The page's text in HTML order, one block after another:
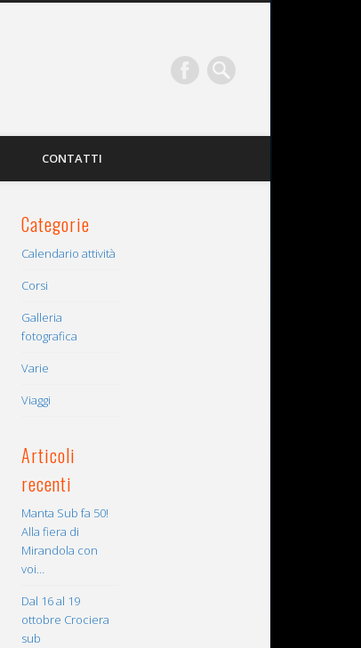
CONTATTI
Categorie
Calendario attività
Corsi
Galleria
fotografica
Varie
Viaggi
Articoli
recenti
Manta Sub fa 50!
Alla fiera di
Mirandola con
voi…
Dal 16 al 19
ottobre Crociera
sub